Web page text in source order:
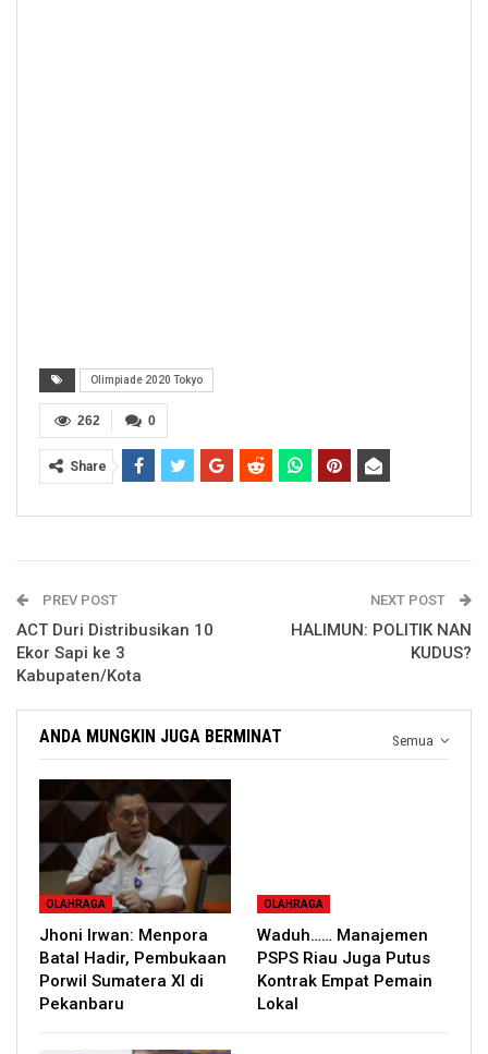
Olimpiade 2020 Tokyo
0
262
Share
PREV POST
ACT Duri Distribusikan 10
Ekor Sapi ke 3
Kabupaten/Kota
NEXT POST
HALIMUN: POLITIK NAN
KUDUS?
Semua
ANDA MUNGKIN JUGA BERMINAT
OLAHRAGA
Jhoni Irwan: Menpora
Batal Hadir, Pembukaan
Porwil Sumatera XI di
Pekanbaru
OLAHRAGA
Waduh…… Manajemen
PSPS Riau Juga Putus
Kontrak Empat Pemain
Lokal